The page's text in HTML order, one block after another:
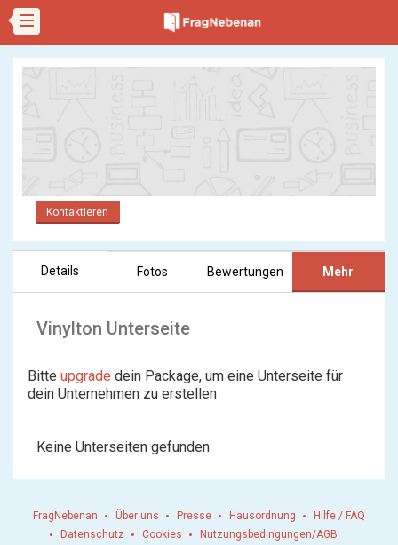
Kontaktieren
Details Fotos Bewertungen Mehr
Vinylton Unterseite
Bitte upgrade dein Package, um eine Unterseite für
dein Unternehmen zu erstellen
Keine Unterseiten gefunden
FragNebenan Über uns Presse Hausordnung
Hilfe / FAQ
Datenschutz
Cookies
Nutzungsbedingungen/AGB